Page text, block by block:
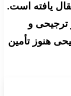
نیز انتقال یافته است.
ارز ترجیحی و
هنوز تأمین